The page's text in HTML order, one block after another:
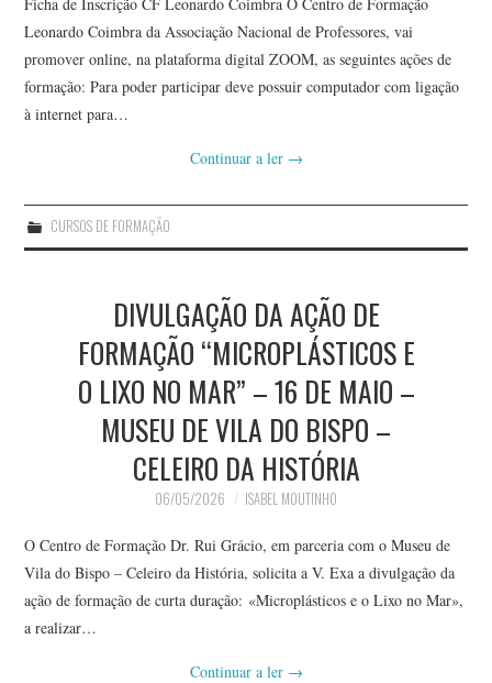
Leonardo Coimbra da Associação Nacional de Professores, vai
promover online, na plataforma digital ZOOM, as seguintes ações de
formação: Para poder participar deve possuir computador com ligação
à internet para…
Continuar a ler →
CURSOS DE FORMAÇÃO
DIVULGAÇÃO DA AÇÃO DE
FORMAÇÃO “MICROPLÁSTICOS E
O LIXO NO MAR” – 16 DE MAIO –
MUSEU DE VILA DO BISPO –
CELEIRO DA HISTÓRIA
06/05/2026 ISABEL MOUTINHO
O Centro de Formação Dr. Rui Grácio, em parceria com o Museu de
Vila do Bispo – Celeiro da História, solicita a V. Exa a divulgação da
ação de formação de curta duração: «Microplásticos e o Lixo no Mar»,
a realizar…
Continuar a ler →